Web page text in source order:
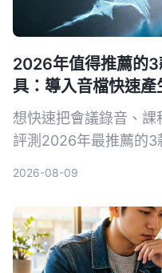
2026年值得推薦的
具：導入音檔快速產
想快速把會議錄音、
評測2026年最推薦的3
2026-08-09